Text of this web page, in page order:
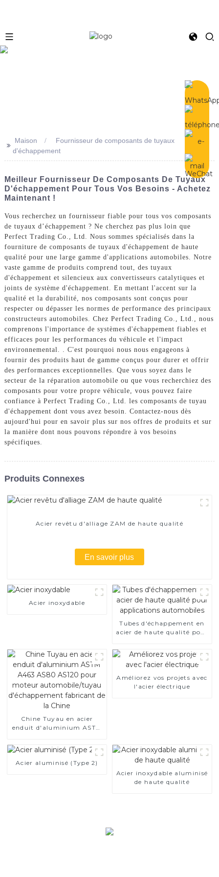
>> Maison
Fournisseur de composants de tuyaux
d'échappement
Meilleur Fournisseur De Composants De Tuyaux
D'échappement Pour Tous Vos Besoins - Achetez
Maintenant !
Vous recherchez un fournisseur fiable pour tous vos composants
de tuyaux d’échappement ? Ne cherchez pas plus loin que
Perfect Trading Co., Ltd. Nous sommes spécialisés dans la
fourniture de composants de tuyaux d'échappement de haute
qualité pour une large gamme d'applications automobiles. Notre
vaste gamme de produits comprend tout, des tuyaux
d'échappement et silencieux aux convertisseurs catalytiques et
joints de système d'échappement. En mettant l'accent sur la
qualité et la durabilité, nos composants sont conçus pour
respecter ou dépasser les normes de performance des principaux
constructeurs automobiles. Chez Perfect Trading Co., Ltd., nous
comprenons l'importance de systèmes d'échappement fiables et
efficaces pour les performances du véhicule et l'impact
environnemental. . C'est pourquoi nous nous engageons à
fournir des produits haut de gamme conçus pour durer et offrir
des performances exceptionnelles. Que vous soyez dans le
secteur de la réparation automobile ou que vous recherchiez des
composants pour votre propre véhicule, vous pouvez faire
confiance à Perfect Trading Co., Ltd. les composants de tuyau
d'échappement dont vous avez besoin. Contactez-nous dès
aujourd'hui pour en savoir plus sur nos offres de produits et sur
la manière dont nous pouvons répondre à vos besoins
spécifiques.
Produits Connexes
Acier revêtu d'alliage ZAM de haute qualité
En savoir plus
Acier inoxydable
Tubes d'échappement en
acier de haute qualité pour
Chine Tuyau en acier
enduit d'aluminium ASTM
moteur automobile/tuyau
d'échappement fabricant
de la Chine
Améliorez vos projets avec
l'acier électrique
Acier aluminisé (Type 2)
Acier inoxydable aluminisé
de haute qualité